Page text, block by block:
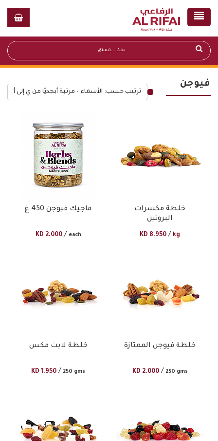
فيوجن
ترتيب حسب: الأسماء - مرتبة أبجديًا من ي إلى أ
ماجيك فيوجن 450 غ
KD 2.000 / each
خلطة مكسرات
البروتين
KD 8.950 / kg
خلطة لايت مكس
KD 1.950 / 250 gms
خلطة فيوجن الممتازة
KD 2.000 / 250 gms